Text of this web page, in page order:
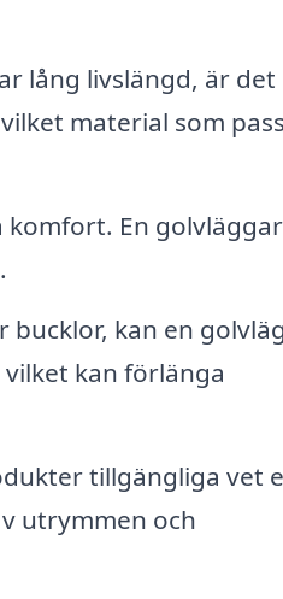
lång livslängd, är det
material som
En
bucklor, kan en
kan förlänga
tillgängliga vet
utrymmen och